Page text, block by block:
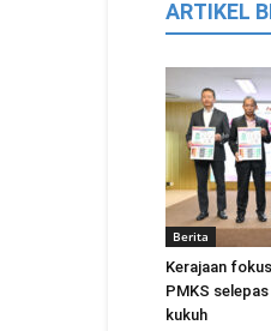
ARTIKEL
Berita
Kerajaan
PMKS
kukuh